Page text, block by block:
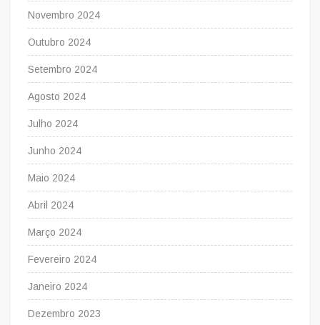
Novembro 2024
Outubro 2024
Setembro 2024
Agosto 2024
Julho 2024
Junho 2024
Maio 2024
Abril 2024
Março 2024
Fevereiro 2024
Janeiro 2024
Dezembro 2023